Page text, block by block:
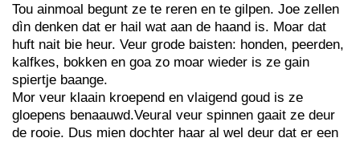
Tou ainmoal begunt ze te reren en te gilpen. Joe zellen
dìn denken dat er hail wat aan de haand is. Moar dat
huft nait bie heur. Veur grode baisten: honden, peerden,
kalfkes, bokken en goa zo moar wieder is ze gain
spiertje baange.
Mor veur klaain kroepend en vlaigend goud is ze
gloepens benaauwd.Veural veur spinnen gaait ze deur
de rooie. Dus mien dochter haar al wel deur dat er een